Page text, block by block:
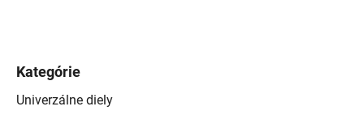
Kategórie
Univerzálne diely